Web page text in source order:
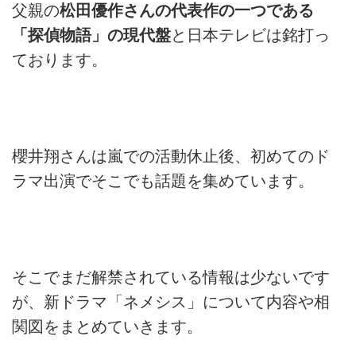
父親の松田優作さんの代表作の一つである
「探偵物語」の現代盤と日本テレビは銘打っ
ております。
櫻井翔さんは嵐での活動休止後、初めてのド
ラマ出演でそこでも話題を集めています。
そこでまだ解禁されている情報は少ないです
が、新ドラマ「ネメシス」について内容や相
関図をまとめていきます。